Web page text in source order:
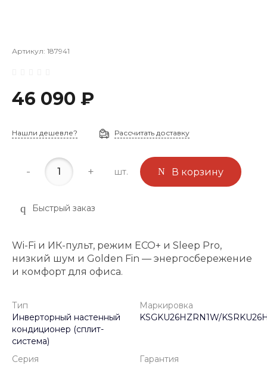
Артикул: 187941
46 090 ₽
Нашли дешевле? Рассчитать доставку
- + шт. В корзину
Быстрый заказ
Wi-Fi и ИК-пульт, режим ECO+ и Sleep Pro,
низкий шум и Golden Fin — энергосбережение
и комфорт для офиса.
Тип
Инверторный настенный
кондиционер (сплит-
система)
Маркировка
KSGKU26HZRN1W/
Серия
Гарантия